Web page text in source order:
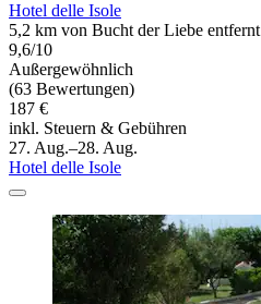
Hotel delle Isole
5,2 km von Bucht der Liebe entfernt
9,6/10
Außergewöhnlich
(63 Bewertungen)
187 €
inkl. Steuern & Gebühren
27. Aug.–28. Aug.
Hotel delle Isole